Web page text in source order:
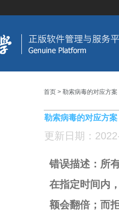
首页 > 勒索病毒的对应方案
勒索病毒的对应方案
更新日期：
错误描述：所
在指定时间内
额会翻倍；而